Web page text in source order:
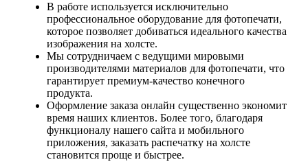
В работе используется исключительно
профессиональное оборудование для фотопечати,
которое позволяет добиваться идеального качества
изображения на холсте.
Мы сотрудничаем с ведущими мировыми
производителями материалов для фотопечати, что
гарантирует премиум-качество конечного
продукта.
Оформление заказа онлайн существенно экономит
время наших клиентов. Более того, благодаря
функционалу нашего сайта и мобильного
приложения, заказать распечатку на холсте
становится проще и быстрее.